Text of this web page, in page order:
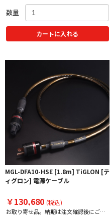
数量
カートに入れる
MGL-DFA10-HSE [1.8m] TiGLON [テ
ィグロン] 電源ケーブル
￥130,680 (税込)
お取り寄せ品。納期は注文確認後にご案